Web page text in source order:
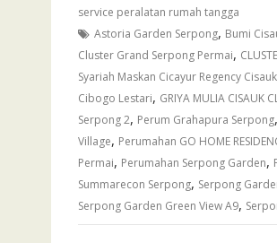
service peralatan rumah tangga
Astoria Garden Serpong, Bumi
Cluster Grand Serpong Permai,
Syariah Maskan Cicayur Regency
Cibogo Lestari, GRIYA MULIA CISAUK
Serpong 2, Perum Grahapura Serpong,
Village, Perumahan GO HOME
Permai, Perumahan Serpong Garden,
Summarecon Serpong, Serpong
Serpong Garden Green View A9,